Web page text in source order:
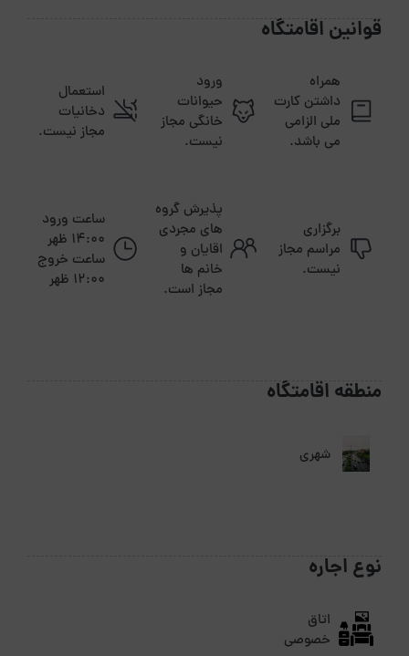
قوانین اقامتگاه
همراه
داشتن کارت
ملی الزامی
می باشد.
ورود
حیوانات
خانگی مجاز
نیست.
استعمال
دخانیات
مجاز نیست.
برگزاری
مراسم مجاز
نیست.
پذیرش گروه
های مجردی
اقایان و
خانم ها
مجاز است.
ساعت ورود
14:00 ظهر
ساعت خروج
12:00 ظهر
منطقه اقامتگاه
شهری
نوع اجاره
اتاق
خصوصی